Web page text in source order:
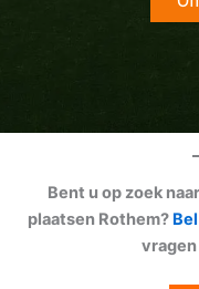
Bent u op zoek
plaatsen Rothem?